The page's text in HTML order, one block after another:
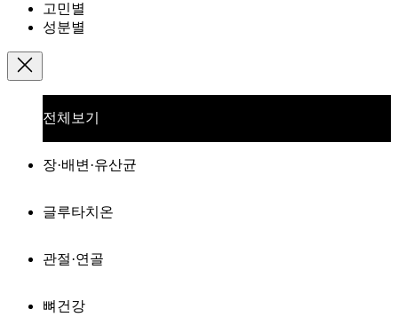
고민별
성분별
전체보기
장·배변·유산균
글루타치온
관절·연골
뼈건강